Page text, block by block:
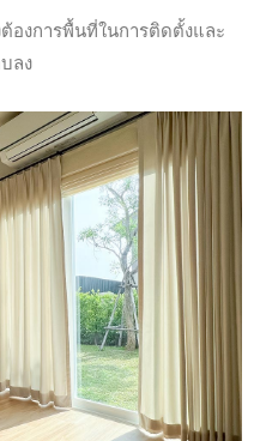
องการพื้นที่ในการติดตั้งและ
ลง